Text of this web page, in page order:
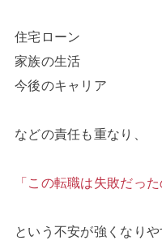
住宅ローン
家族の生活
今後のキャリア
などの責任も重なり、
「この転職は失敗だっ
という不安が強くなり